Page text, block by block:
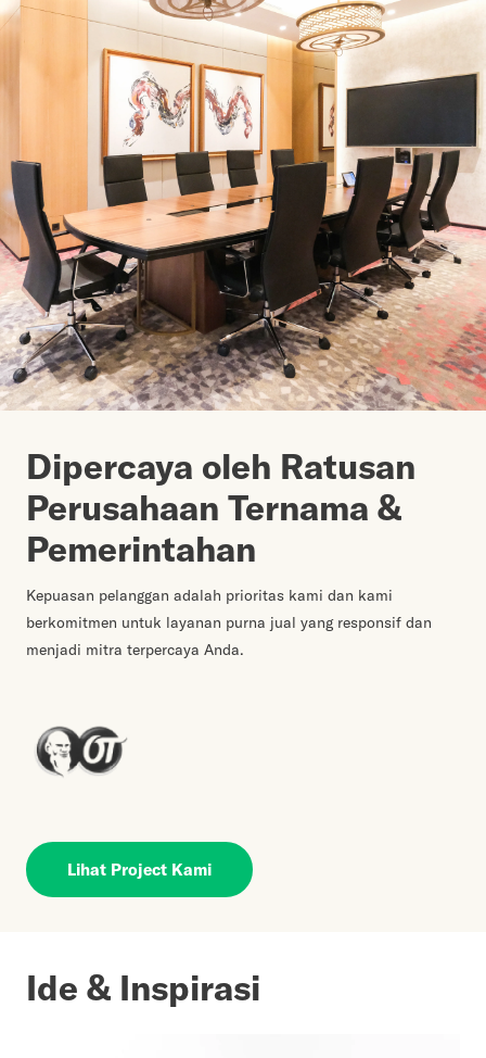
Dipercaya oleh Ratusan
Perusahaan Ternama &
Pemerintahan
Kepuasan pelanggan adalah prioritas kami dan kami
berkomitmen untuk layanan purna jual yang responsif dan
menjadi mitra terpercaya Anda.
Lihat Project Kami
Ide & Inspirasi